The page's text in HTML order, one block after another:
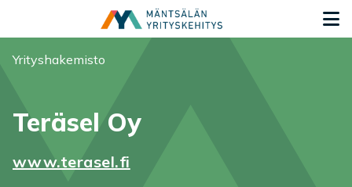
Olet tässä:
Yrityshakemisto
Teräsel Oy
www.terasel.fi